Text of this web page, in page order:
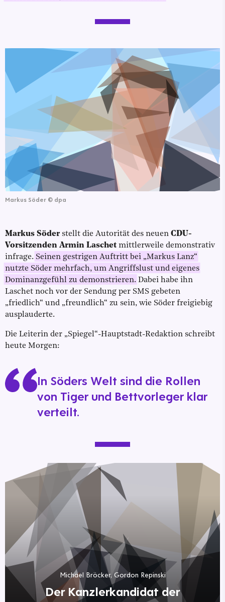
Markus Söder © dpa
Markus Söderstellt die Autorität des neuen CDU-
Vorsitzenden Armin Laschet mittlerweile demonstrativ
infrage. Seinen gestrigen Auftritt bei „Markus Lanz“
nutzte Söder mehrfach, um Angriffslust und eigenes
Dominanzgefühl zu demonstrieren. Dabei habe ihn
Laschet noch vor der Sendung per SMS gebeten
„friedlich“ und „freundlich“ zu sein, wie Söder freigiebig
ausplauderte.
Die Leiterin der „Spiegel“-Hauptstadt-Redaktion schreibt
heute Morgen:
In Söders Welt sind die Rollen
von Tiger und Bettvorleger klar
verteilt.
Michael Bröcker, Gordon Repinski
Der Kanzlerkandidat der